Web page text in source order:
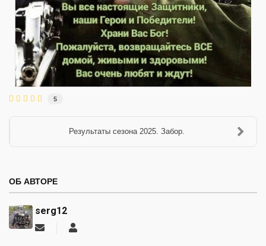
5
Результаты сезона 2025. Забор.
ОБ АВТОРЕ
serg12
Подписатьсяserg12